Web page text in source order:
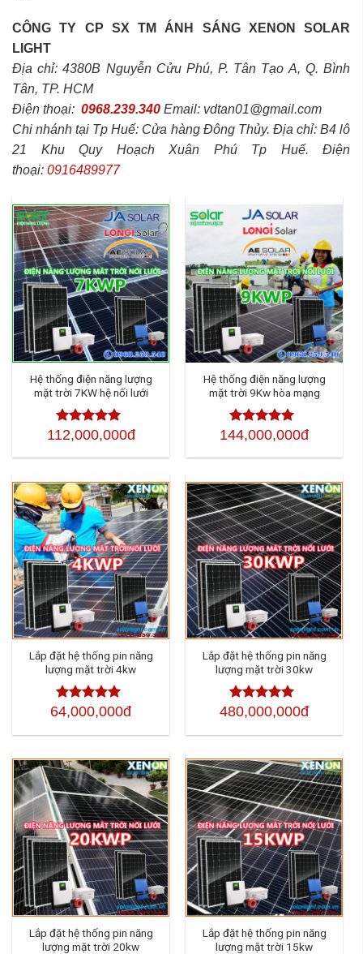
CÔNG TY CP SX TM ÁNH SÁNG XENON SOLAR
LIGHT
Địa chỉ: 4380B Nguyễn Cửu Phú, P. Tân Tạo A, Q. Bình
Tân, TP. HCM
Điện thoại: 0968.239.340 Email: vdtan01@gmail.com
Chi nhánh tại Tp Huế: Cửa hàng Đông Thủy. Địa chỉ: B4 lô
21 Khu Quy Hoạch Xuân Phú Tp Huế. Điện
thoại: 0916489977
Hệ thống điện năng lượng
mặt trời 7KW hệ nối lưới
Được xếp
sao
112,000,000đ
Hệ thống điện năng lượng
mặt trời 9Kw hòa mạng
Được xếp
sao
144,000,000đ
Lắp đặt hệ thống pin năng
lượng mặt trời 4kw
Được xếp
5 sao
64,000,000đ
Lắp đặt hệ thống pin năng
lượng mặt trời 30kw
Được xếp
sao
480,000,000đ
Lắp đặt hệ thống pin năng
lượng mặt trời 20kw
Lắp đặt hệ thống pin năng
lượng mặt trời 15kw